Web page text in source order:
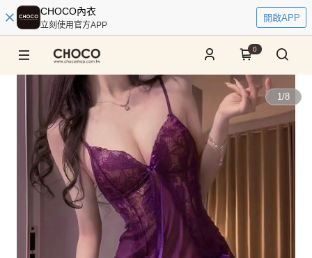
CHOCO內衣
立刻使用官方APP
開啟APP
0
1/8